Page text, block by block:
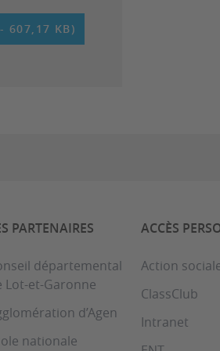
- 607,17 KB)
PARTENAIRES
départemental
Lot-et-Garonne
d’Agen
nationale
ACCÈS
Action
ClassClub
Intranet